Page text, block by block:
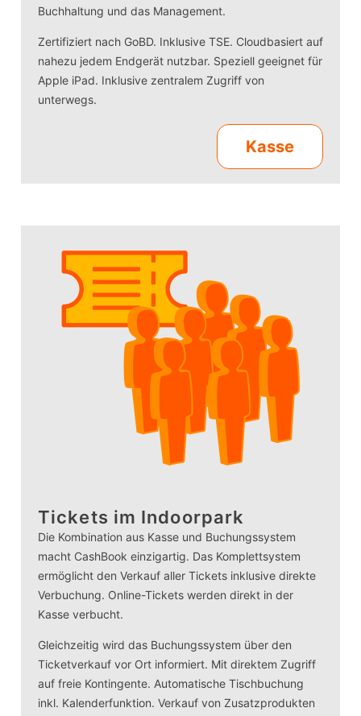
Buchhaltung und das Management.
Zertifiziert nach GoBD. Inklusive TSE. Cloudbasiert auf
nahezu jedem Endgerät nutzbar. Speziell geeignet für
Apple iPad. Inklusive zentralem Zugriff von
unterwegs.
Kasse
Tickets im Indoorpark
Die Kombination aus Kasse und Buchungssystem
macht CashBook einzigartig. Das Komplettsystem
ermöglicht den Verkauf aller Tickets inklusive direkte
Verbuchung. Online-Tickets werden direkt in der
Kasse verbucht.
Gleichzeitig wird das Buchungssystem über den
Ticketverkauf vor Ort informiert. Mit direktem Zugriff
auf freie Kontingente. Automatische Tischbuchung
inkl. Kalenderfunktion. Verkauf von Zusatzprodukten